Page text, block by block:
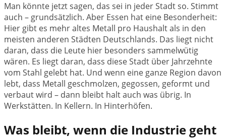
Man könnte jetzt sagen, das sei in jeder Stadt so. Stimmt
auch – grundsätzlich. Aber Essen hat eine Besonderheit:
Hier gibt es mehr altes Metall pro Haushalt als in den
meisten anderen Städten Deutschlands. Das liegt nicht
daran, dass die Leute hier besonders sammelwütig
wären. Es liegt daran, dass diese Stadt über Jahrzehnte
vom Stahl gelebt hat. Und wenn eine ganze Region davon
lebt, dass Metall geschmolzen, gegossen, geformt und
verbaut wird – dann bleibt halt auch was übrig. In
Werkstätten. In Kellern. In Hinterhöfen.
Was bleibt, wenn die Industrie geht